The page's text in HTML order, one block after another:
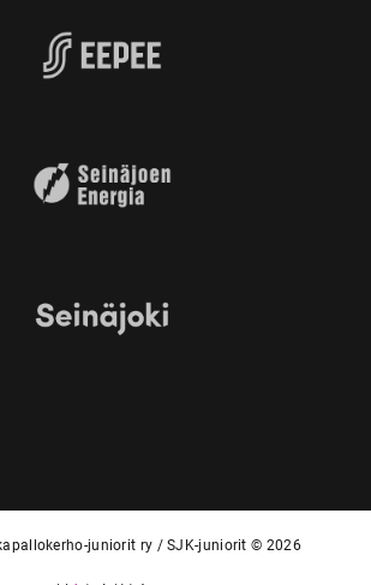
juniorit ry / SJK-juniorit © 2026